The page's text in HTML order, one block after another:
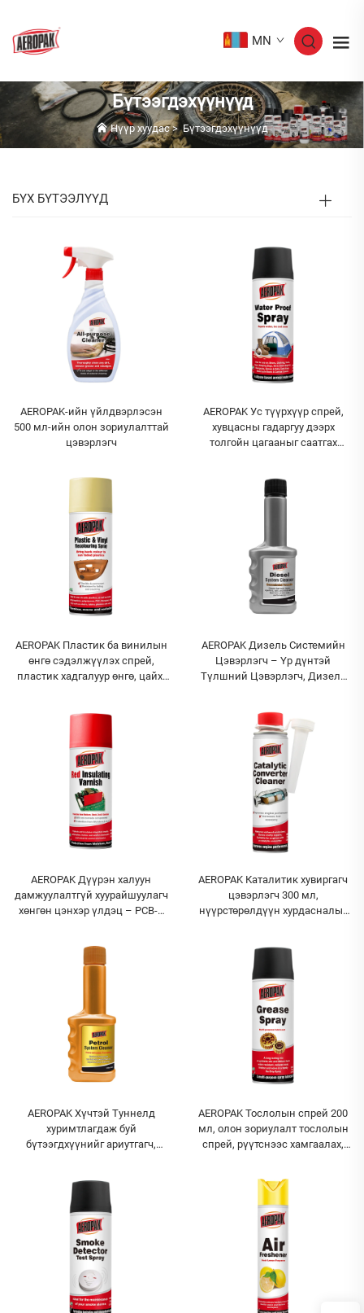
MN
Бүтээгдэхүүнүүд
Нүүр хуудас>Бүтээгдэхүүнүүд
БҮХ БҮТЭЭЛҮҮД
AEROPAK-ийн үйлдвэрлэсэн
500 мл-ийн олон зориулалттай
цэвэрлэгч
AEROPAK Ус түүрхүүр спрей,
хувцасны гадаргуу дээрх
толгойн цагааныг саатгах
AEROPAK Пластик ба винилын
өнгө сэдэлжүүлэх спрей,
пластик хадгалуур өнгө, цайх,
AEROPAK Дизель Системийн
Цэвэрлэгч – Үр дүнтэй
Түлшний Цэвэрлэгч, Дизель
AEROPAK Дүүрэн халуун
дамжуулалтгүй хуурайшуулагч
хөнгөн цэнхэр үлдэц – PCB-д
AEROPAK Каталитик хувиргагч
цэвэрлэгч 300 мл,
нүүрстөрөлдүүн хурдасналыг
AEROPAK Хүчтэй Туннелд
хуримтлагдаж буй
бүтээгдхүүнийг ариутгагч,
түлшний нэмэлт бүтээгдхүүн
AEROPAK Тослолын спрей 200
мл, олон зориулалт тослолын
спрей, рүүтснээс хамгаалах,